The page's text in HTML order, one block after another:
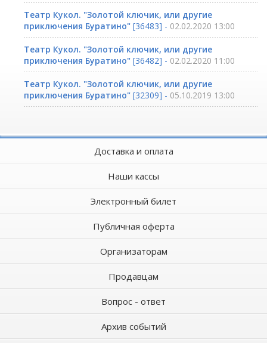
Театр Кукол. "Золотой ключик, или другие
приключения Буратино" [36483] - 02.02.2020 13:00
Театр Кукол. "Золотой ключик, или другие
приключения Буратино" [36482] - 02.02.2020 11:00
Театр Кукол. "Золотой ключик, или другие
приключения Буратино" [32309] - 05.10.2019 13:00
Доставка и оплата
Наши кассы
Электронный билет
Публичная оферта
Организаторам
Продавцам
Вопрос - ответ
Архив событий